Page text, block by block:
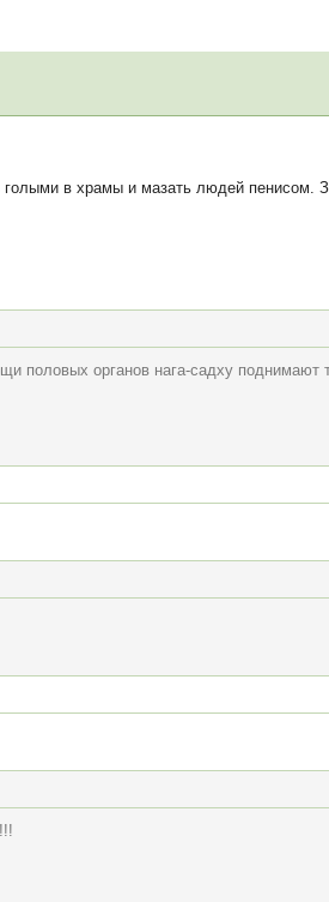
в храмы и мазать людей пенисом.
половых органов нага-садху поднимают